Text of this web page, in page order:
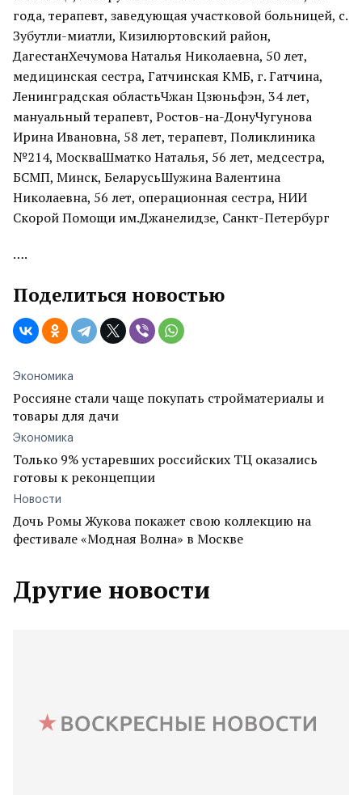
года, терапевт, заведующая участковой больницей, с.
Зубутли-миатли, Кизилюртовский район,
ДагестанХечумова Наталья Николаевна, 50 лет,
медицинская сестра, Гатчинская КМБ, г. Гатчина,
Ленинградская областьЧжан Цзюньфэн, 34 лет,
мануальный терапевт, Ростов-на-ДонуЧугунова
Ирина Ивановна, 58 лет, терапевт, Поликлиника
№214, МоскваШматко Наталья, 56 лет, медсестра,
БСМП, Минск, БеларусьШужина Валентина
Николаевна, 56 лет, операционная сестра, НИИ
Скорой Помощи им.Джанелидзе, Санкт-Петербург
….
Поделиться новостью
Экономика
Россияне стали чаще покупать стройматериалы и
товары для дачи
Экономика
Только 9% устаревших российских ТЦ оказались
готовы к реконцепции
Новости
Дочь Ромы Жукова покажет свою коллекцию на
фестивале «Модная Волна» в Москве
Другие новости